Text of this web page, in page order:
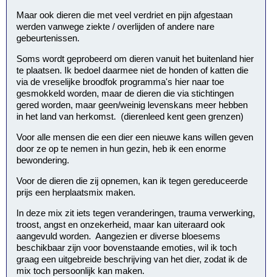
Maar ook dieren die met veel verdriet en pijn afgestaan
werden vanwege ziekte / overlijden of andere nare
gebeurtenissen.
Soms wordt geprobeerd om dieren vanuit het buitenland hier
te plaatsen. Ik bedoel daarmee niet de honden of katten die
via de vreselijke broodfok programma's hier naar toe
gesmokkeld worden, maar de dieren die via stichtingen
gered worden, maar geen/weinig levenskans meer hebben
in het land van herkomst. (dierenleed kent geen grenzen)
Voor alle mensen die een dier een nieuwe kans willen geven
door ze op te nemen in hun gezin, heb ik een enorme
bewondering.
Voor de dieren die zij opnemen, kan ik tegen gereduceerde
prijs een herplaatsmix maken.
In deze mix zit iets tegen veranderingen, trauma verwerking,
troost, angst en onzekerheid, maar kan uiteraard ook
aangevuld worden. Aangezien er diverse bloesems
beschikbaar zijn voor bovenstaande emoties, wil ik toch
graag een uitgebreide beschrijving van het dier, zodat ik de
mix toch persoonlijk kan maken.